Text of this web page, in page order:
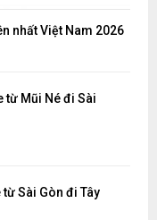
nhất Việt Nam 2026
từ Mũi Né đi Sài
Sài Gòn đi Tây